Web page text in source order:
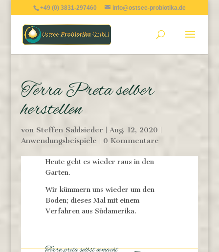
+49 (0) 3831-297460 info@ostsee-probiotika.de
Terra Preta selber
herstellen
von Steffen Saldsieder | Aug. 12, 2020 |
Anwendungsbeispiele | 0 Kommentare
Heute geht es wieder raus in den
Garten.
Wir kümmern uns wieder um den
Boden; dieses Mal mit einem
Verfahren aus Südamerika.
Terra preta selbst gemacht